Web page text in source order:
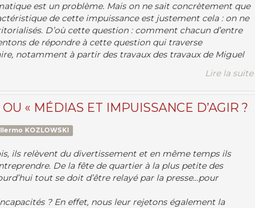
est un problème. Mais on ne sait concrètement que
de cette impuissance est justement cela : on ne
D’où cette question : comment chacun d’entre
de répondre à cette question qui traverse
notamment à partir des travaux des travaux de Miguel
Lire la suite
« MÉDIAS ET IMPUISSANCE D’AGIR ?
KOZLOWSKI
ils relèvent du divertissement et en même temps ils
De la fête de quartier à la plus petite des
tout se doit d’être relayé par la presse…pour
? En effet, nous leur rejetons également la